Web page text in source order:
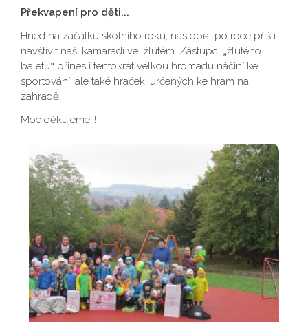
Překvapení pro děti...
Hned na začátku školního roku, nás opět po roce přišli
navštívit naši kamarádi ve žlutém. Zástupci „žlutého
baletu“ přinesli tentokrát velkou hromadu náčiní ke
sportování, ale také hraček, určených ke hrám na
zahradě.
Moc děkujeme!!!